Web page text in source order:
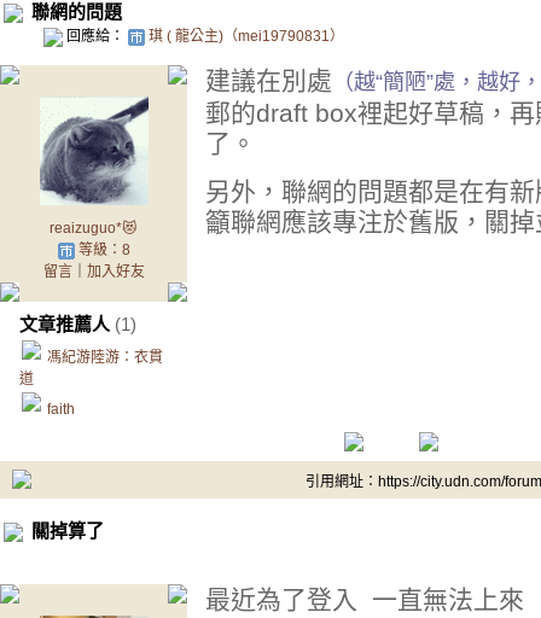
聯網的問題
回應給： 琪 ( 龍公主)（mei19790831）
reaizuguo*😻
等級：8
留言｜ 加入好友
文章推薦人 (1)
馮紀游陸游：衣貫
道
faith
建議在別處 （越“簡陋”處，越
郵的draft box裡起好草稿，
了。
另外，聯網的問題都是在有
籲聯網應該專注於舊版，關
引用網址：https://city.udn.com/
關掉算了
最近為了登入 一直無法上來